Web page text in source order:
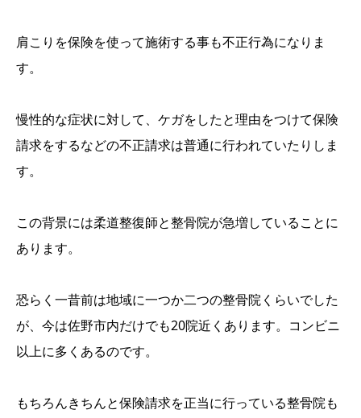
肩こりを保険を使って施術する事も不正行為になりま
す。
慢性的な症状に対して、ケガをしたと理由をつけて保険
請求をするなどの不正請求は普通に行われていたりしま
す。
この背景には柔道整復師と整骨院が急増していることに
あります。
恐らく一昔前は地域に一つか二つの整骨院くらいでした
が、今は佐野市内だけでも20院近くあります。コンビニ
以上に多くあるのです。
もちろんきちんと保険請求を正当に行っている整骨院も